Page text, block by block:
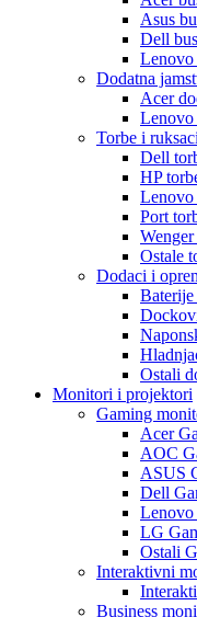
Asus
Dell
Lenovo
Dodatna
Acer
Lenovo
Torbe i
Dell
HP
Lenovo
Port
Ostale
Dodaci i
Baterije
Ostali
Monitori i projektori
Gaming
Acer
AOC
ASUS
Dell
Lenovo
LG
Ostali
Interaktivni
Business